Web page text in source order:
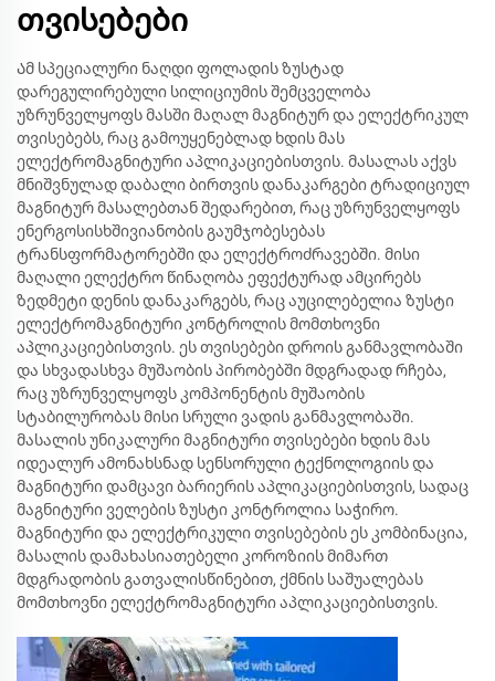
თვისებები
Ამ სპეციალური ნაღდი ფოლადის ზუსტად
დარეგულირებული სილიციუმის შემცველობა
უზრუნველყოფს მასში მაღალ მაგნიტურ და ელექტრიკულ
თვისებებს, რაც გამოუყენებლად ხდის მას
ელექტრომაგნიტური აპლიკაციებისთვის. მასალას აქვს
მნიშვნულად დაბალი ბირთვის დანაკარგები ტრადიციულ
მაგნიტურ მასალებთან შედარებით, რაც უზრუნველყოფს
ენერგოსისხშივიანობის გაუმჯობესებას
ტრანსფორმატორებში და ელექტროძრავებში. მისი
მაღალი ელექტრო წინაღობა ეფექტურად ამცირებს
ზედმეტი დენის დანაკარგებს, რაც აუცილებელია ზუსტი
ელექტრომაგნიტური კონტროლის მომთხოვნი
აპლიკაციებისთვის. ეს თვისებები დროის განმავლობაში
და სხვადასხვა მუშაობის პირობებში მდგრადად რჩება,
რაც უზრუნველყოფს კომპონენტის მუშაობის
სტაბილურობას მისი სრული ვადის განმავლობაში.
მასალის უნიკალური მაგნიტური თვისებები ხდის მას
იდეალურ ამონახსნად სენსორული ტექნოლოგიის და
მაგნიტური დამცავი ბარიერის აპლიკაციებისთვის, სადაც
მაგნიტური ველების ზუსტი კონტროლია საჭირო.
მაგნიტური და ელექტრიკული თვისებების ეს კომბინაცია,
მასალის დამახასიათებელი კოროზიის მიმართ
მდგრადობის გათვალისწინებით, ქმნის საშუალებას
მომთხოვნი ელექტრომაგნიტური აპლიკაციებისთვის.